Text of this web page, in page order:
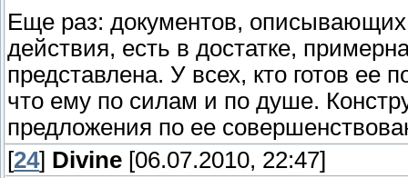
Еще раз: документов,
действия, есть в достатке,
представлена. У всех, кто готов ее
что ему по силам и по душе.
предложения по ее
[24] Divine [06.07.2010, 22:47]